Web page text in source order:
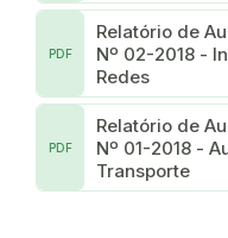
Relatório de
Nº 02-2018 -
Redes
PDF
Relatório de
Nº 01-2018 -
Transporte
PDF